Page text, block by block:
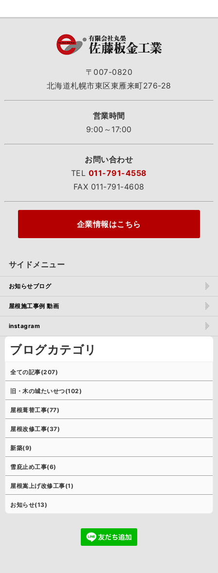
〒007-0820
北海道札幌市東区東雁来町276-28
営業時間
9:00～17:00
お問い合わせ
TEL 011-791-4558
FAX 011-791-4608
企業情報はこちら
サイドメニュー
お知らせブログ
屋根施工事例 動画
instagram
ブログカテゴリ
全ての記事(207)
旧・木の城たいせつ(102)
屋根葺替工事(77)
屋根改修工事(37)
新築(9)
雪庇止め工事(6)
屋根嵩上げ改修工事(1)
お知らせ(13)